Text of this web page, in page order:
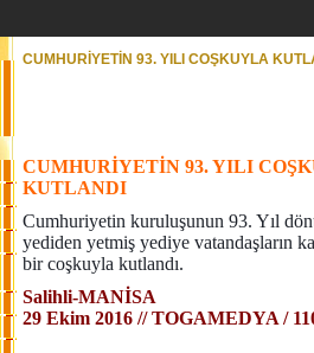
CUMHURİYETİN 93. YILI COŞKUYLA
CUMHURİYETİN 93. YILI
KUTLANDI
Cumhuriyetin kuruluşunun 93. Yıl
yediden yetmiş yediye vatandaşların
bir coşkuyla kutlandı.
Salihli-MANİSA
29 Ekim 2016 // TOGAMEDYA /